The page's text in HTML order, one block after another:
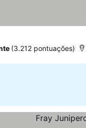
(3.212 pontuações)